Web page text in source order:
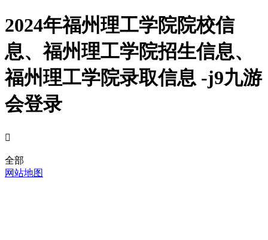
2024年福州理工学院院校信
息、福州理工学院招生信息、
福州理工学院录取信息 -j9九游
会登录

全部
网站地图